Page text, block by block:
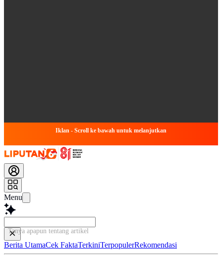
Iklan - Scroll ke bawah untuk melanjutkan
Menu
Tanya apapun tentang artikel ini...
Berita UtamaCek FaktaTerkiniTerpopulerRekomendasi